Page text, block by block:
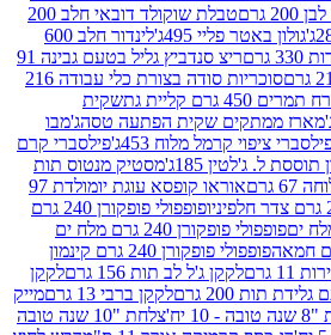
גרם
טבלת שוקולד דובאי חלב 200
גולון באטר פליי 495ג'
לינדור חלב 600
ריצ סנדביץ גליל בטעם גבינה 91
סוכריות סודה בצורת כלי עבודה 216
450 גרם קליית גת
שקית
מארז ממתקים שקית הפתעה טסהג'מבו
ציפוי קרמל מלוח 453ג'
פילסברי קרם
ל. ג'לטין 185ג'
מסטיק מנטוס תות
גרם
אוראו קופסא עוגת יומולדת 97
פופפולי פופקורן 240 גרם
פופפולי פופקורן 240 גרם מלח ים
פופפולי פופקורן 240 גרם קינמון
גרם לקקן ג'ל לב תות 156 גרם
לקקן
תות 200 גרם לקקן ברבי 13 גרם
מייק
- 10 יח'
צלחת "10 שנה טובה